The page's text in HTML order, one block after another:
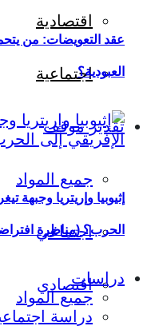
اقتصادية
اجتماعية
تقدير موقف
جميع المواد
اجتماعي
اقتصادي
عقد التعويضات: من
العبودية؟
إثيوبيا وإريتريا وجبهة
الحرب؟ (مناظرة
دراسات
جميع المواد
دراسة